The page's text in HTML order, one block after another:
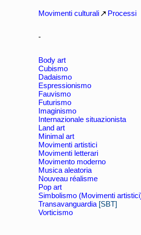
Movimenti culturali Processi
-
Body art
Cubismo
Dadaismo
Espressionismo
Fauvismo
Futurismo
Imaginismo
Internazionale situazionista
Land art
Minimal art
Movimenti artistici
Movimenti letterari
Movimento moderno
Musica aleatoria
Nouveau réalisme
Pop art
Simbolismo (Movimenti
Transavanguardia [SBT]
Vorticismo